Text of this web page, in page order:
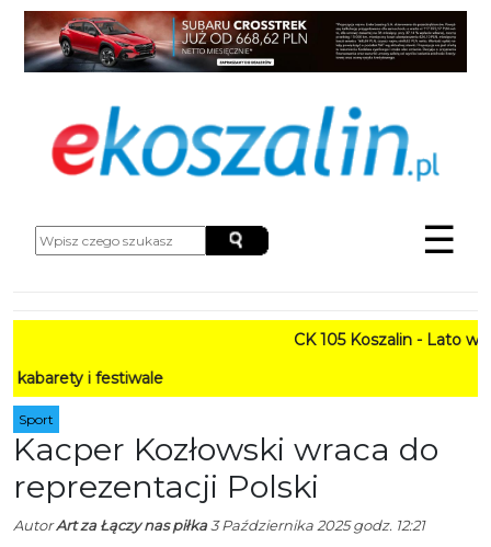
☰
CK 105 Koszalin - Lato w Mieście
i festiwale
Sport
Kacper Kozłowski wraca do
reprezentacji Polski
AutorArt za Łączy nas piłka3 Października 2025 godz. 12:21